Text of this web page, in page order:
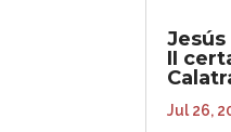
II
Jul 26,